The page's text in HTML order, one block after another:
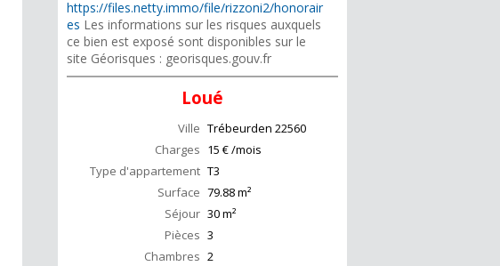
https://files.netty.immo/file/rizzoni2/honorair
es Les informations sur les risques auxquels
ce bien est exposé sont disponibles sur le
site Géorisques : georisques.gouv.fr
Loué
Ville Trébeurden 22560
Charges 15 € /mois
Type d'appartement T3
Surface 79.88m²
Séjour 30m²
Pièces 3
Chambres 2